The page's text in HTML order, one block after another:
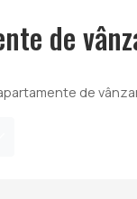
de
de